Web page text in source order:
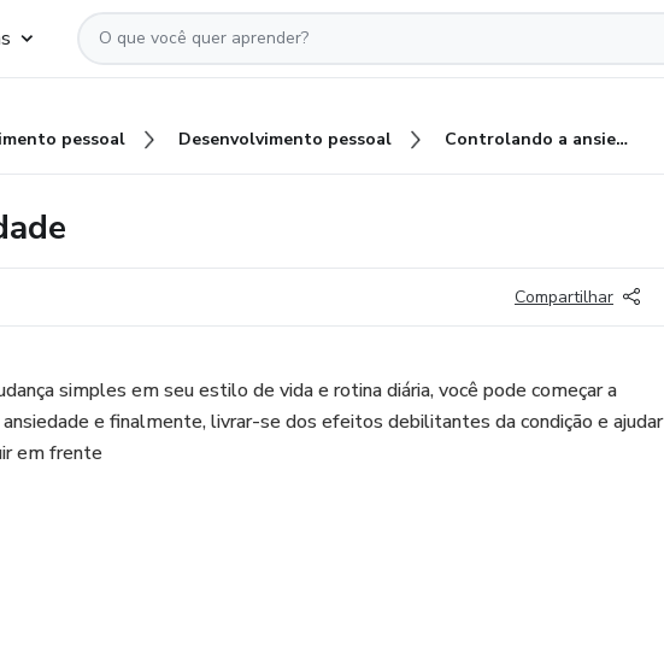
pessoal Desenvolvimento pessoal Controlando a ansiedade
Compartilhar
simples em seu estilo de vida e rotina diária, você pode começar a
ansiedade e finalmente, livrar-se dos efeitos debilitantes da condição e ajudar
em frente